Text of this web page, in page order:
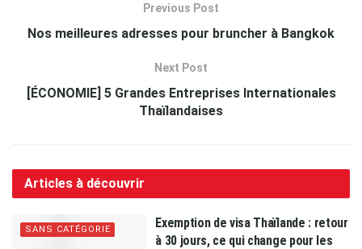
Previous Post
Nos meilleures adresses pour bruncher à Bangkok
Next Post
[ÉCONOMIE] 5 Grandes Entreprises Internationales
Thaïlandaises
Articles à découvrir
SANS CATÉGORIE
Exemption de visa Thaïlande : retour
à 30 jours, ce qui change pour les